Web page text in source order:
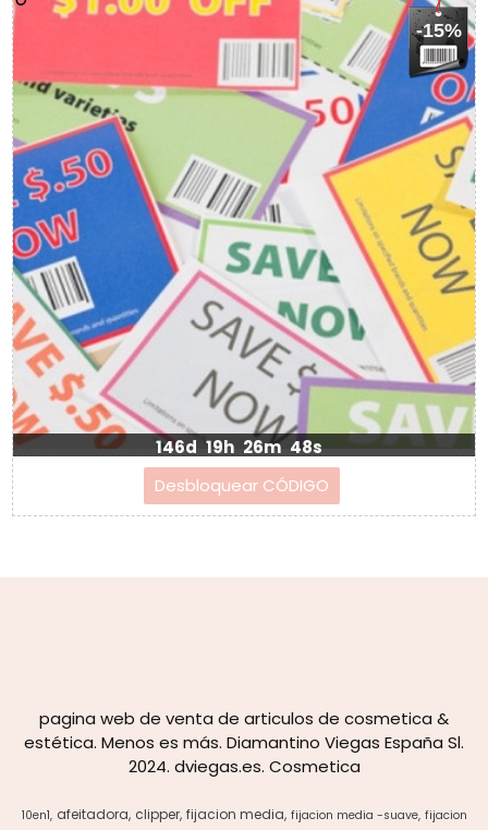
-15%
146d 19h 26m 48s
pagina web de venta de articulos de cosmetica &
estética. Menos es más. Diamantino Viegas España Sl.
2024. dviegas.es. Cosmetica
10en1 afeitadora clipper fijacion media fijacion media -suave fijacion